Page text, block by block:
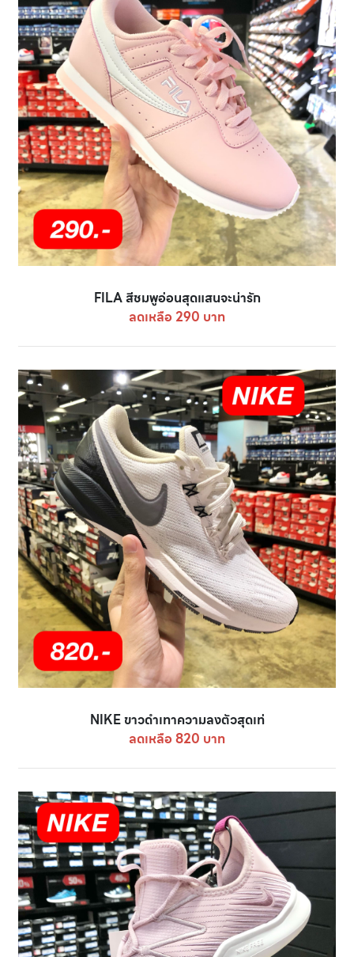
FILA สีชมพูอ่อนสุดแสนจะน่ารัก
ลดเหลือ 290 บาท
NIKE ขาวดำเทาความลงตัวสุดเท่
ลดเหลือ 820 บาท